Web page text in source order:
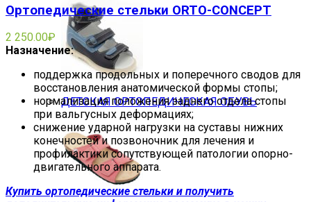
ДЕТСКАЯ ОРТОПЕДИЧЕСКАЯ ОБУВЬ
Ортопедические стельки ORTO-CONCEPT
2 250.00₽
Назначение:
поддержка продольных и поперечного сводов для
восстановления анатомической формы стопы;
нормализация положения заднего отдела стопы
при вальгусных деформациях;
снижение ударной нагрузки на суставы нижних
конечностей и позвоночник для лечения и
профилактики сопутствующей патологии опорно-
двигательного аппарата.
Купить ортопедические стельки и получить